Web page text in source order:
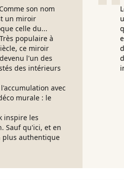
Comme son nom
un miroir
celle du...
populaire à
ce miroir
l'un des
des intérieurs
avec
murale : le
inspire les
Sauf qu'ici, et en
plus authentique